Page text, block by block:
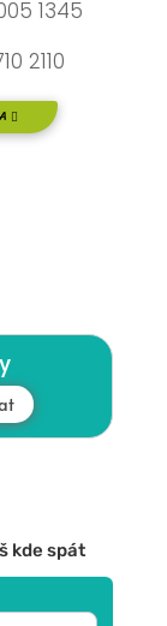
1345
2110
kde spát